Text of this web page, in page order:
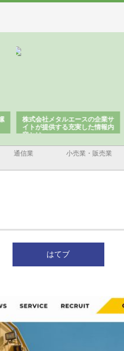
株式会社メタルエースの企業サ
イトが提供する充実した情報内
容とは
株
み
通信業 小売業・販売業
はてブ